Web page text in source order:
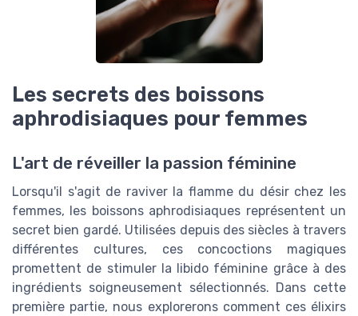
Les secrets des boissons
aphrodisiaques pour femmes
L'art de réveiller la passion féminine
Lorsqu'il s'agit de raviver la flamme du désir chez les
femmes, les boissons aphrodisiaques représentent un
secret bien gardé. Utilisées depuis des siècles à travers
différentes cultures, ces concoctions magiques
promettent de stimuler la libido féminine grâce à des
ingrédients soigneusement sélectionnés. Dans cette
première partie, nous explorerons comment ces élixirs